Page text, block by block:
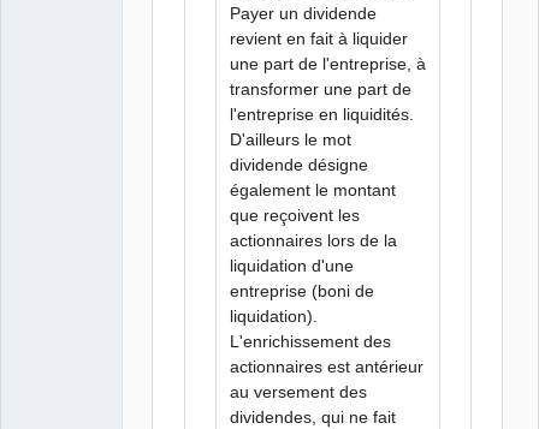
Payer un dividende
revient en fait à liquider
une part de l'entreprise, à
transformer une part de
l'entreprise en liquidités.
D'ailleurs le mot
dividende désigne
également le montant
que reçoivent les
actionnaires lors de la
liquidation d'une
entreprise (boni de
liquidation).
L'enrichissement des
actionnaires est antérieur
au versement des
dividendes, qui ne fait